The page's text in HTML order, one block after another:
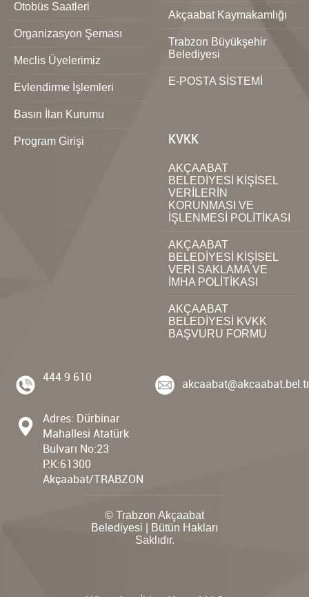
Otobüs Saatleri
Organizasyon Şeması
Meclis Üyelerimiz
Evlendirme İşlemleri
Basın İlan Kurumu
Program Girişi
Akçaabat Kaymakamlığı
Trabzon Büyükşehir
Belediyesi
E-POSTA SİSTEMİ
KVKK
AKÇAABAT
BELEDİYESİ KİŞİSEL
VERİLERİN
KORUNMASI VE
İŞLENMESİ POLİTİKASI
AKÇAABAT
BELEDİYESİ KİŞİSEL
VERİ SAKLAMA VE
İMHA POLİTİKASI
AKÇAABAT
BELEDİYESİ KVKK
BAŞVURU FORMU
444 9 610
Adres: Dürbinar
Mahallesi Atatürk
Bulvarı No:23
P.K:61300
Akçaabat/TRABZON
© Trabzon Akçaabat
Belediyesi | Bütün Hakları
Saklıdır.